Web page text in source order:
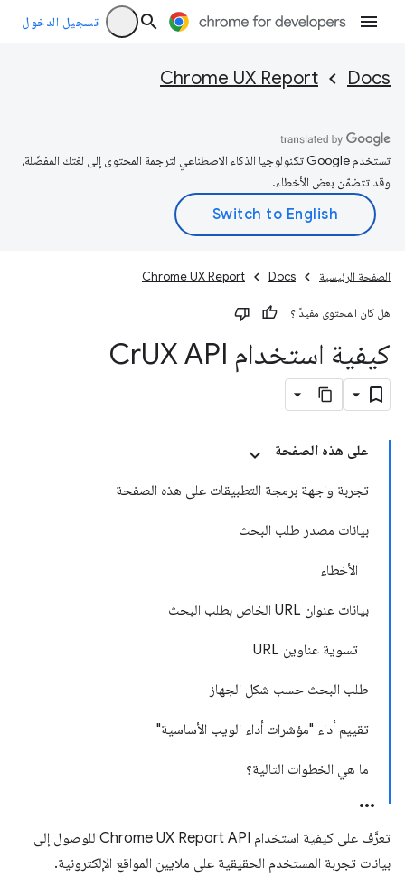
تسجيل الدخول
Docs
Chrome UX Report
تستخدم Google تكنولوجيا الذكاء الاصطناعي لترجمة المحتوى إلى لغتك المفضّلة،
وقد تتضمّن بعض الأخطاء.
الصفحة الرئيسية Docs
Chrome UX Report
هل كان المحتوى مفيدًا؟
كيفية استخدام Cr UX API
على هذه الصفحة
تجربة واجهة برمجة التطبيقات على هذه الصفحة
بيانات مصدر طلب البحث
الأخطاء
بيانات عنوان URL الخاص بطلب البحث
تسوية عناوين URL
طلب البحث حسب شكل الجهاز
تقييم أداء "مؤشرات أداء الويب الأساسية"
ما هي الخطوات التالية؟
تعرَّف على كيفية استخدام Chrome UX Report API للوصول إلى
بيانات تجربة المستخدم الحقيقية على ملايين المواقع الإلكترونية.